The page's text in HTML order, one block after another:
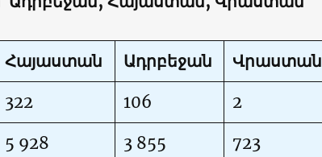
Հայաստան Ադրբեջան Վրաստան
322 106 2
5 928 3 855 723